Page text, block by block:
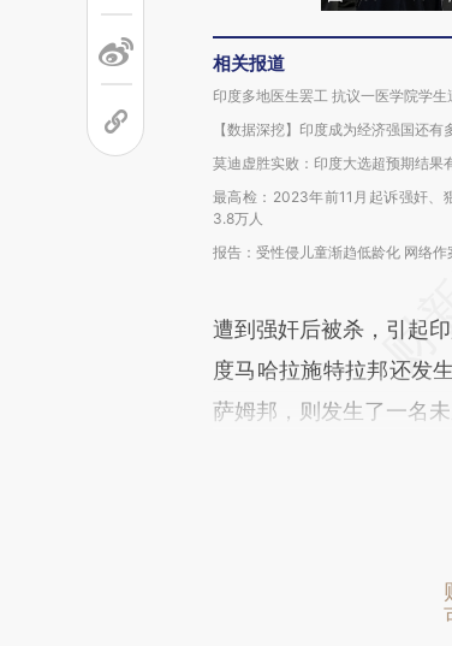
相关报道
印度多地医生罢工 抗议一医学院学生
【数据深挖】印度成为经济强国还有
莫迪虚胜实败：印度大选超预期结果
最高检：2023年前11月起诉强奸、
3.8万人
报告：受性侵儿童渐趋低龄化 网络作
遭到强奸后被杀，引起
度马哈拉施特拉邦还发
萨姆邦，则发生了一名